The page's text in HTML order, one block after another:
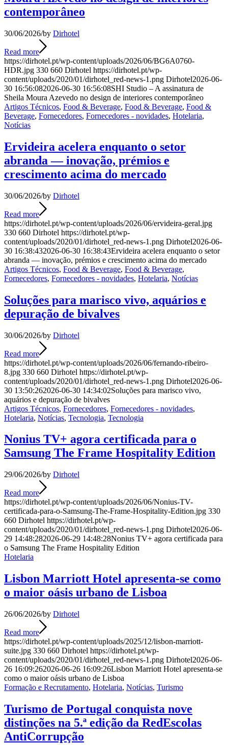
contemporâneo
30/06/2026/by Dirhotel
Read more
https://dirhotel.pt/wp-content/uploads/2026/06/BG6A0760-
HDR.jpg 330 660 Dirhotel https://dirhotel.pt/wp-
content/uploads/2020/01/dirhotel_red-news-1.png Dirhotel2026-06-
30 16:56:082026-06-30 16:56:08SHI Studio – A assinatura de
Sheila Moura Azevedo no design de interiores contemporâneo
Artigos Técnicos, Food & Beverage, Food & Beverage, Food &
Beverage, Fornecedores, Fornecedores - novidades, Hotelaria,
Notícias
Ervideira acelera enquanto o setor
abranda — inovação, prémios e
crescimento acima do mercado
30/06/2026/by Dirhotel
Read more
https://dirhotel.pt/wp-content/uploads/2026/06/ervideira-geral.jpg
330 660 Dirhotel https://dirhotel.pt/wp-
content/uploads/2020/01/dirhotel_red-news-1.png Dirhotel2026-06-
30 16:38:432026-06-30 16:38:43Ervideira acelera enquanto o setor
abranda — inovação, prémios e crescimento acima do mercado
Artigos Técnicos, Food & Beverage, Food & Beverage,
Fornecedores, Fornecedores - novidades, Hotelaria, Notícias
Soluções para marisco vivo, aquários e
depuração de bivalves
30/06/2026/by Dirhotel
Read more
https://dirhotel.pt/wp-content/uploads/2026/06/fernando-ribeiro-
8.jpg 330 660 Dirhotel https://dirhotel.pt/wp-
content/uploads/2020/01/dirhotel_red-news-1.png Dirhotel2026-06-
30 13:50:262026-06-30 14:34:02Soluções para marisco vivo,
aquários e depuração de bivalves
Artigos Técnicos, Fornecedores, Fornecedores - novidades,
Hotelaria, Notícias, Tecnologia, Tecnologia
Nonius TV+ agora certificada para o
Samsung The Frame Hospitality Edition
29/06/2026/by Dirhotel
Read more
https://dirhotel.pt/wp-content/uploads/2026/06/Nonius-TV-
certificada-para-o-Samsung-The-Frame-Hospitality-Edition.jpg 330
660 Dirhotel https://dirhotel.pt/wp-
content/uploads/2020/01/dirhotel_red-news-1.png Dirhotel2026-06-
29 14:48:282026-06-29 14:48:28Nonius TV+ agora certificada para
o Samsung The Frame Hospitality Edition
Hotelaria
Lisbon Marriott Hotel apresenta-se como
o maior oásis urbano de Lisboa
26/06/2026/by Dirhotel
Read more
https://dirhotel.pt/wp-content/uploads/2025/12/lisbon-marriott-
suite.jpg 330 660 Dirhotel https://dirhotel.pt/wp-
content/uploads/2020/01/dirhotel_red-news-1.png Dirhotel2026-06-
26 16:09:262026-06-26 16:09:26Lisbon Marriott Hotel apresenta-se
como o maior oásis urbano de Lisboa
Formação e Recrutamento, Hotelaria, Notícias, Turismo
Turismo de Portugal conquista nove
distinções na 5.ª edição da RedEscolas
AntiCorrupção